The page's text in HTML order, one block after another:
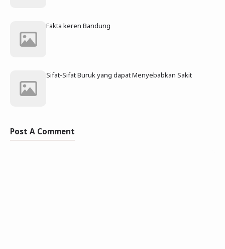
Fakta keren Bandung
Sifat-Sifat Buruk yang dapat Menyebabkan Sakit
Post A Comment